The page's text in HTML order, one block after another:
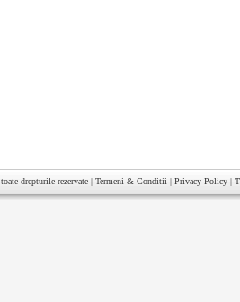
toate drepturile rezervate | Termeni & Conditii | Privacy Policy |